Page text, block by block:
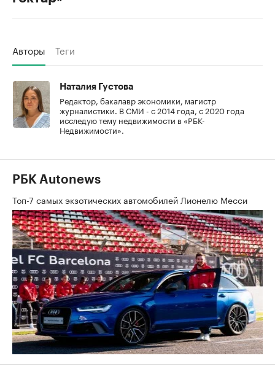
Авторы Теги
Наталия Густова
Редактор, бакалавр экономики, магистр
журналистики. В СМИ - с 2014 года, с 2020 года
исследую тему недвижимости в «РБК-
Недвижимости».
РБК Autonews
Топ-7 самых экзотических автомобилей Лионелю Месси